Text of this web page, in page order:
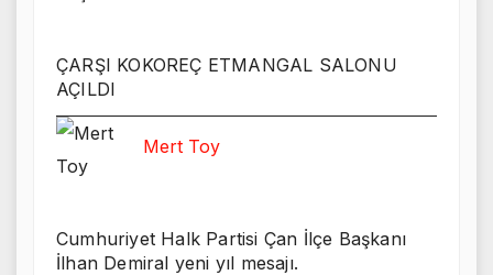
ÇARŞI KOKOREÇ ETMANGAL SALONU
AÇILDI
Mert Toy
Cumhuriyet Halk Partisi Çan İlçe Başkanı
İlhan Demiral yeni yıl mesajı.